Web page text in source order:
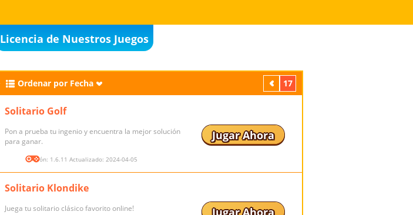
Licencia de Nuestros Juegos
Ordenar por Fecha Previos
17
Solitario Golf
Pon a prueba tu ingenio y encuentra la mejor solución
para ganar.
Versión: 1.6.11 Actualizado: 2024-04-05
Jugar Ahora
Solitario Klondike
Juega tu solitario clásico favorito online! Jugar Ahora